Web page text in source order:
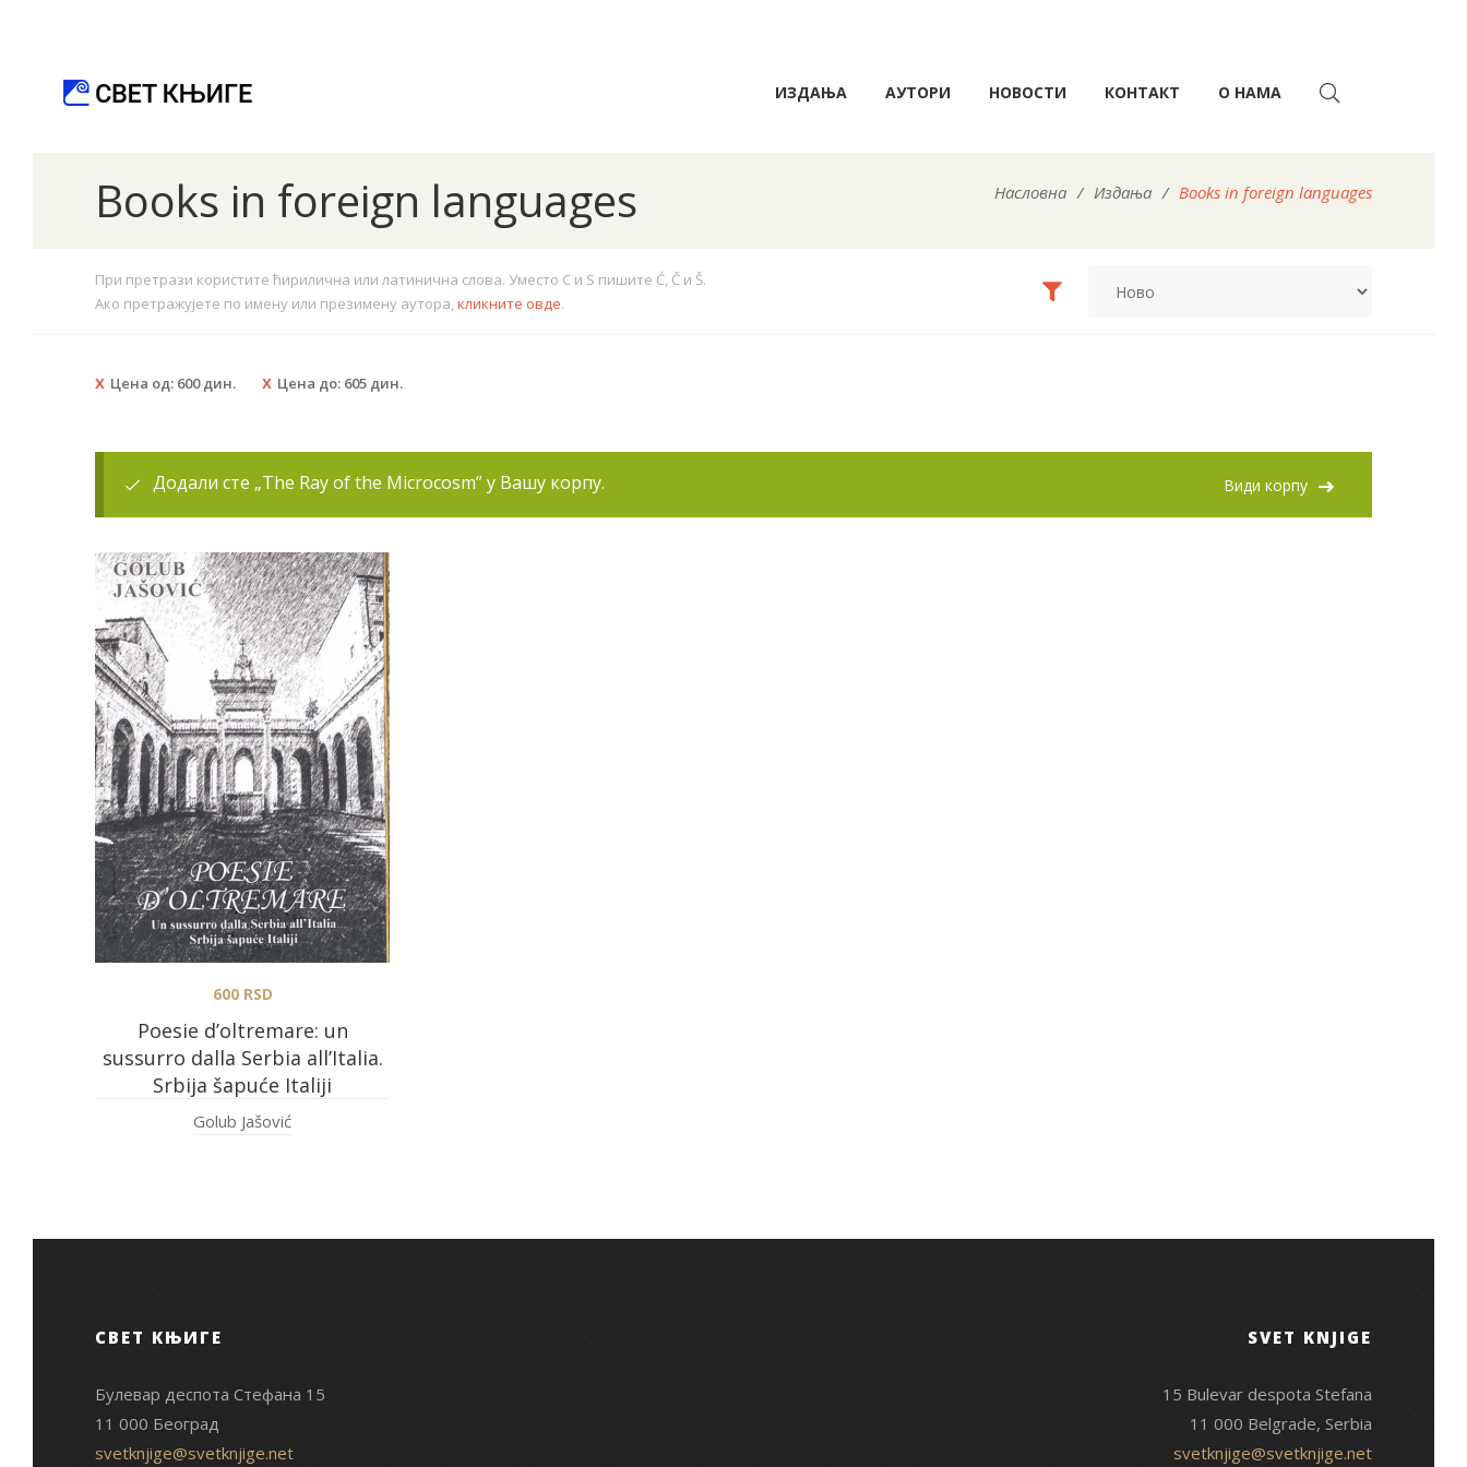
ИЗДАЊА АУТОРИ НОВОСТИ КОНТАКТ О НАМА
Books in foreign languages Насловна / Издања / Books in foreign languages
При претрази користите ћирилична или латинична слова. Уместо C и S пишите Ć, Č и Š.
Ако претражујете по имену или презимену аутора,кликните овде.
Цена од: 600дин. Цена до: 605 дин.
Види корпу
Додали сте „The Ray of the Microcosm” у Вашу корпу.
Poesie d’oltremare: un
sussurro dalla Serbia all’Italia.
Srbija šapuće Italiji
600RSD
Golub Jašović
СВЕТ КЊИГЕ
Булевар деспота Стефана 15
11 000 Београд
svetknjige@svetknjige.net
SVET KNJIGE
15 Bulevar despota Stefana
11 000 Belgrade, Serbia
svetknjige@svetknjige.net